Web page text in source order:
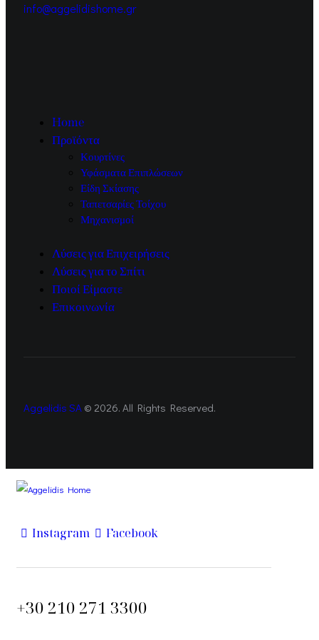
info@aggelidishome.gr
Home
Προϊόντα
Κουρτίνες
Υφάσματα Επιπλώσεων
Είδη Σκίασης
Ταπετσαρίες Τοίχου
Μηχανισμοί
Λύσεις για Επιχειρήσεις
Λύσεις για το Σπίτι
Ποιοί Είμαστε
Επικοινωνία
Aggelidis SA © 2026. All Rights Reserved.
Instagram Facebook
+30 210 271 3300